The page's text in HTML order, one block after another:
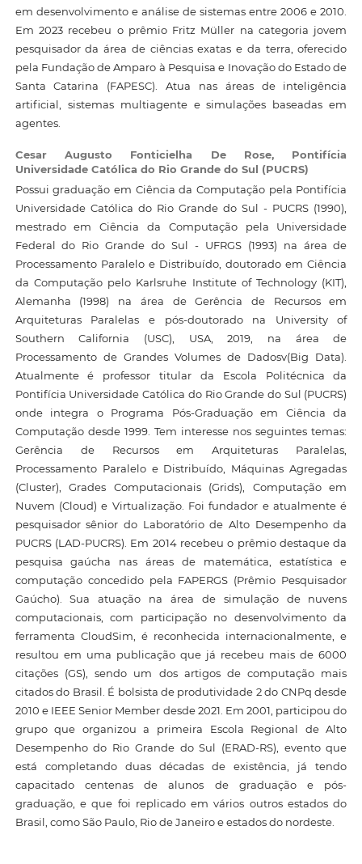
em desenvolvimento e análise de sistemas entre 2006 e 2010.
Em 2023 recebeu o prêmio Fritz Müller na categoria jovem
pesquisador da área de ciências exatas e da terra, oferecido
pela Fundação de Amparo à Pesquisa e Inovação do Estado de
Santa Catarina (FAPESC). Atua nas áreas de inteligência
artificial, sistemas multiagente e simulações baseadas em
agentes.
Cesar Augusto Fonticielha De Rose, Pontifícia
Universidade Católica do Rio Grande do Sul (PUCRS)
Possui graduação em Ciência da Computação pela Pontifícia
Universidade Católica do Rio Grande do Sul - PUCRS (1990),
mestrado em Ciência da Computação pela Universidade
Federal do Rio Grande do Sul - UFRGS (1993) na área de
Processamento Paralelo e Distribuído, doutorado em Ciência
da Computação pelo Karlsruhe Institute of Technology (KIT),
Alemanha (1998) na área de Gerência de Recursos em
Arquiteturas Paralelas e pós-doutorado na University of
Southern California (USC), USA, 2019, na área de
Processamento de Grandes Volumes de Dadosv(Big Data).
Atualmente é professor titular da Escola Politécnica da
Pontifícia Universidade Católica do Rio Grande do Sul (PUCRS)
onde integra o Programa Pós-Graduação em Ciência da
Computação desde 1999. Tem interesse nos seguintes temas:
Gerência de Recursos em Arquiteturas Paralelas,
Processamento Paralelo e Distribuído, Máquinas Agregadas
(Cluster), Grades Computacionais (Grids), Computação em
Nuvem (Cloud) e Virtualização. Foi fundador e atualmente é
pesquisador sênior do Laboratório de Alto Desempenho da
PUCRS (LAD-PUCRS). Em 2014 recebeu o prêmio destaque da
pesquisa gaúcha nas áreas de matemática, estatística e
computação concedido pela FAPERGS (Prêmio Pesquisador
Gaúcho). Sua atuação na área de simulação de nuvens
computacionais, com participação no desenvolvimento da
ferramenta CloudSim, é reconhecida internacionalmente, e
resultou em uma publicação que já recebeu mais de 6000
citações (GS), sendo um dos artigos de computação mais
citados do Brasil. É bolsista de produtividade 2 do CNPq desde
2010 e IEEE Senior Member desde 2021. Em 2001, participou do
grupo que organizou a primeira Escola Regional de Alto
Desempenho do Rio Grande do Sul (ERAD-RS), evento que
está completando duas décadas de existência, já tendo
capacitado centenas de alunos de graduação e pós-
graduação, e que foi replicado em vários outros estados do
Brasil, como São Paulo, Rio de Janeiro e estados do nordeste.